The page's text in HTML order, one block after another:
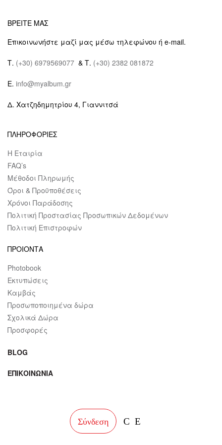
ΒΡΕΙΤΕ ΜΑΣ
Επικοινωνήστε μαζί μας μέσω τηλεφώνου ή e-mail.
Τ. (+30) 6979569077 & Τ. (+30) 2382 081872
E. info@myalbum.gr
Δ. Χατζηδημητρίου 4, Γιαννιτσά
ΠΛΗΡΟΦΟΡΙΕΣ
Η Εταιρία
FAQ’s
Μέθοδοι Πληρωμής
Όροι & Προϋποθέσεις
Χρόνοι Παράδοσης
Πολιτική Προστασίας Προσωπικών Δεδομένων
Πολιτική Επιστροφών
ΠΡΟΙΟΝΤΑ
Photobook
Εκτυπώσεις
Καμβάς
Προσωποποιημένα δώρα
Σχολικά Δώρα
Προσφορές
BLOG
ΕΠΙΚΟΙΝΩΝΙΑ
Σύνδεση facebook